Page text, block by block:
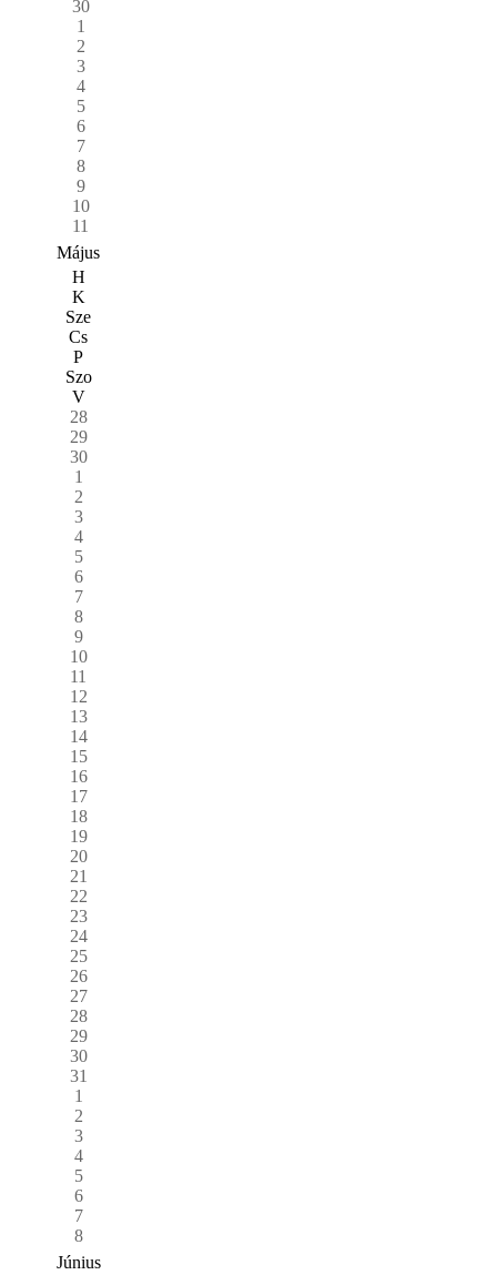
30
1
2
3
4
5
6
7
8
9
10
11
Május
H
K
Sze
Cs
P
Szo
V
28
29
30
1
2
3
4
5
6
7
8
9
10
11
12
13
14
15
16
17
18
19
20
21
22
23
24
25
26
27
28
29
30
31
1
2
3
4
5
6
7
8
Június